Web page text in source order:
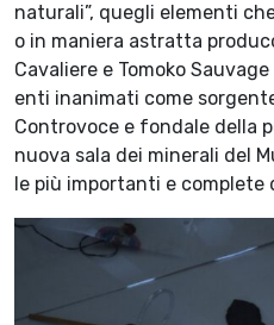
naturali”, quegli elementi
o in maniera astratta
Cavaliere e Tomoko
enti inanimati come
Controvoce e fondale della
nuova sala dei minerali del
le più importanti e complete